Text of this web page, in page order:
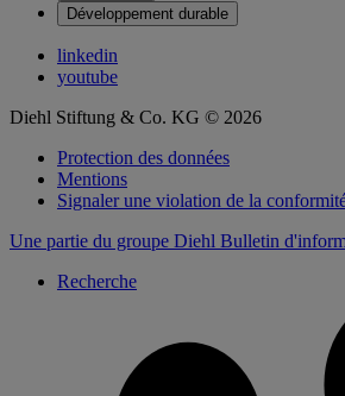
Développement durable
linkedin
youtube
Diehl Stiftung & Co. KG © 2026
Protection des données
Mentions
Signaler une violation de la
Une partie du groupe Diehl Bulletin
Recherche